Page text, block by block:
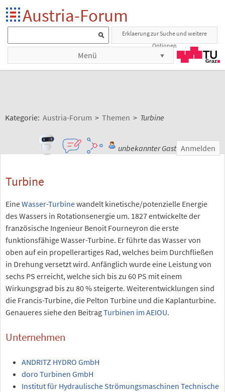
Austria-Forum
Erklaerung zur Suche und weitere
Optionen
Menü
Kategorie: Austria-Forum > Themen > Turbine
unbekannter Gast Anmelden
Turbine
EineWasser-Turbinewandelt kinetische/potenzielle Energie
des Wassers in Rotationsenergie um. 1827 entwickelte der
französische Ingenieur Benoit Fourneyron die erste
funktionsfähige Wasser-Turbine. Er führte das Wasser von
oben auf ein propellerartiges Rad, welches beim Durchfließen
in Drehung versetzt wird. Anfänglich wurde eine Leistung von
sechs PS erreicht, welche sich bis zu 60 PS mit einem
Wirkungsgrad bis zu 80 % steigerte. Weiterentwicklungen sind
die Francis-Turbine, die Pelton Turbine und die Kaplanturbine.
Genaueres siehe den BeitragTurbinen im AEIOU.
Unternehmen
ANDRITZ HYDRO GmbH
doro Turbinen GmbH
Institut für Hydraulische Strömungsmaschinen Technische